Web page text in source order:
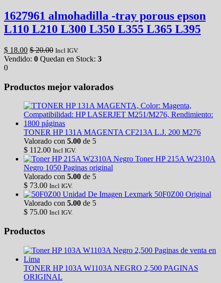
1627961 almohadilla -tray porous epson
L110 L210 L300 L350 L355 L365 L395
$ 18.00 $20.00 Incl IGV.
Vendido: 0 Quedan en Stock: 3
0
Productos mejor valorados
TONER HP 131A MAGENTA CF213A L.J. 200 M276
Valorado con 5.00 de 5
$ 112.00 Incl IGV.
Toner HP 215A W2310A
Negro 1050 Paginas original
Valorado con 5.00 de 5
$ 73.00 Incl IGV.
Unidad De Imagen Lexmark 50F0Z00 Original
Valorado con 5.00 de 5
$ 75.00 Incl IGV.
Productos
TONER HP 103A W1103A NEGRO 2,500 PAGINAS
ORIGINAL